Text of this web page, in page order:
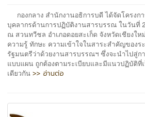
กองกลาง สำนักงานอธิการบดี ได้จัดโครง
บุคลากรด้านการปฏิบัติงานสารบรรณ ในวันที่
ณ สวนทวีชล อำเภอดอยสะเก็ด จังหวัดเชียงให
ความรู้ ทักษะ ความเข้าใจในสาระสำคัญของร
รัฐมนตรีว่าด้วยงานสารบรรณฯ ซึ่งจะนำไปสู่ก
แบบแผน ถูกต้องตามระเบียบและมีแนวปฏิบัติที่
เดียวกัน >> อ่านต่อ